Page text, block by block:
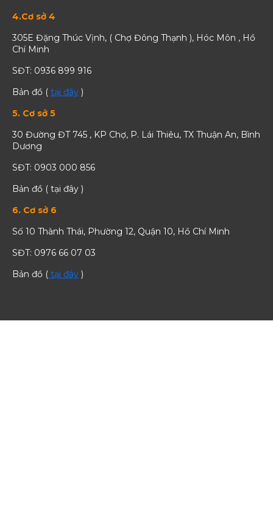
4.Cơ sở 4
305E Đặng Thúc Vịnh, ( Chợ Đông Thạnh ), Hóc Môn , Hồ
Chí Minh
SĐT: 0936 899 916
Bản đồ ( tại đây )
5. Cơ sở 5
30 Đường ĐT 745 , KP Chợ, P. Lái Thiêu, TX Thuận An, Bình
Dương
SĐT: 0903 000 856
Bản đồ ( tại đây )
6. Cơ sở 6
Số 10 Thành Thái, Phường 12, Quận 10, Hồ Chí Minh
SĐT: 0976 66 07 03
Bản đồ ( tại đây )